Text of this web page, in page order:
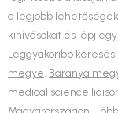
a legjobb
kihívásokat és lépj
Leggyakoribb
megye, Baranya
medical science